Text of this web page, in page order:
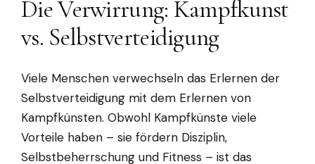
Die Verwirrung: Kampfkunst
vs. Selbstverteidigung
Viele Menschen verwechseln das Erlernen der
Selbstverteidigung mit dem Erlernen von
Kampfkünsten. Obwohl Kampfkünste viele
Vorteile haben – sie fördern Disziplin,
Selbstbeherrschung und Fitness – ist das